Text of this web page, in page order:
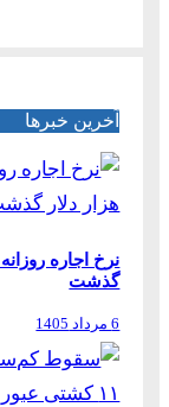
آخرین خبرها
گذشت
6 مرداد 1405